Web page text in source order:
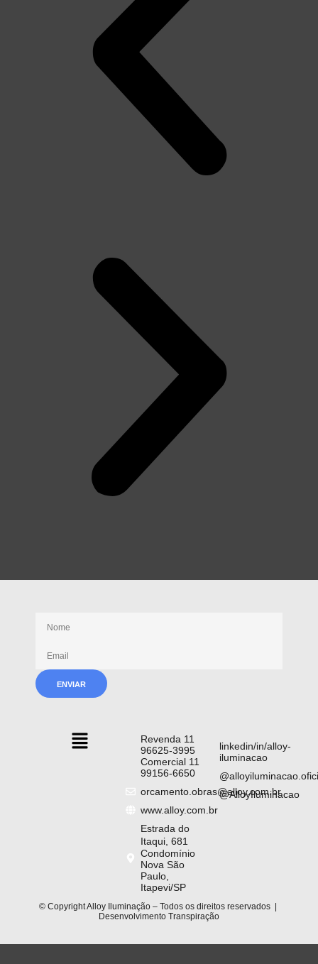
Revenda 11
96625-3995
Comercial 11
99156-6650
orcamento.obras@alloy.com.br
www.alloy.com.br
Estrada do
Itaqui, 681
Condomínio
Nova São
Paulo,
Itapevi/SP
linkedin/in/alloy-
iluminacao
@AlloyIluminacao
© Copyright Alloy Iluminação – Todos os direitos reservados |
Desenvolvimento Transpiração